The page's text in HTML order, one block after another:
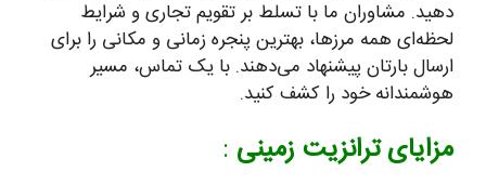
دهید. مشاوران ما با تسلط بر تقویم تجاری و شرایط
لحظه‌ای همه مرزها، بهترین پنجره زمانی و مکانی را برای
ارسال بارتان پیشنهاد می‌دهند. با یک تماس، مسیر
هوشمندانه خود را کشف کنید.
مزایای ترانزیت زمینی :